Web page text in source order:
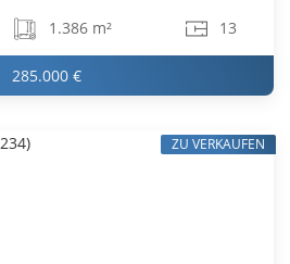
1.386 m² 13
285.000 €
ZU VERKAUFEN